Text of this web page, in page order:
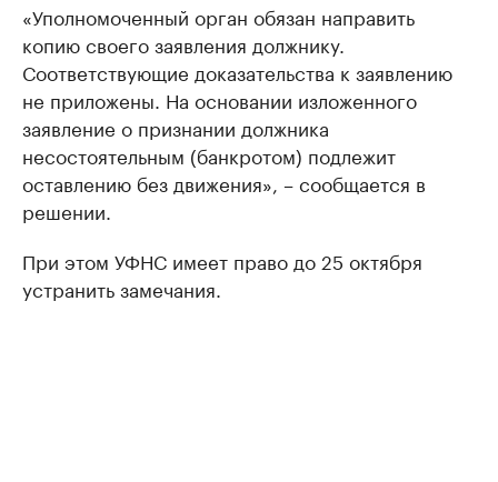
«Уполномоченный орган обязан направить
копию своего заявления должнику.
Соответствующие доказательства к заявлению
не приложены. На основании изложенного
заявление о признании должника
несостоятельным (банкротом) подлежит
оставлению без движения», – сообщается в
решении.
При этом УФНС имеет право до 25 октября
устранить замечания.